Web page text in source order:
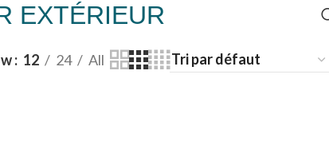
EXTÉRIEUR
12 24 All